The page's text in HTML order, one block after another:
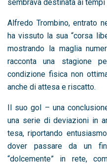
sembrava destinata ai
Alfredo Trombino, entrato
ha vissuto la sua “corsa
mostrando la maglia
racconta una stagione
condizione fisica non
anche di attesa e riscatto.
Il suo gol – una
una serie di deviazioni in
tesa, riportando
dover passare da un
“dolcemente” in rete,